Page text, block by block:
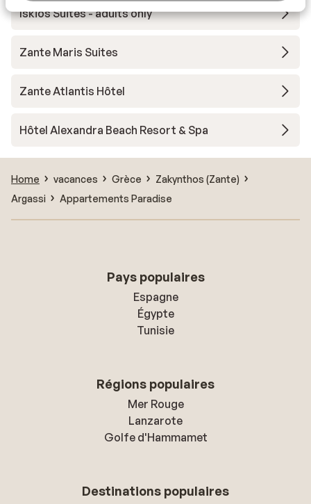
Iskios Suites - adults only
Zante Maris Suites
Zante Atlantis Hôtel
Hôtel Alexandra Beach Resort & Spa
Home vacances Grèce
Zakynthos (Zante)
Argassi
Appartements Paradise
Pays populaires
Espagne
Égypte
Tunisie
Régions populaires
Mer Rouge
Lanzarote
Golfe d'Hammamet
Destinations populaires